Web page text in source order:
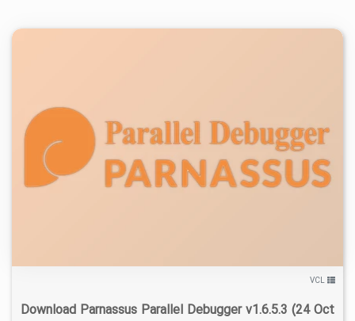
۵/۲۳K ۱۴۰۳/۰۹/۰۱ ۱
VCL
Download Parnassus Parallel Debugger v1.6.5.3 (24 Oct